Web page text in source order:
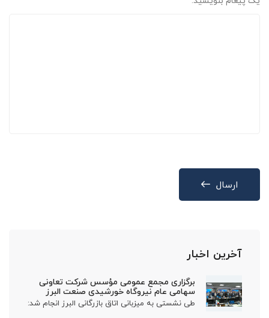
ارسال
آخرین اخبار
برگزاری مجمع عمومی مؤسس شرکت تعاونی
سهامی عام نیروگاه خورشیدی صنعت البرز
طی نشستی به میزبانی اتاق بازرگانی البرز انجام شد: